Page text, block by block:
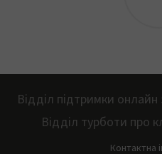
Відділ підтримки
Відділ турботи про
Контактна